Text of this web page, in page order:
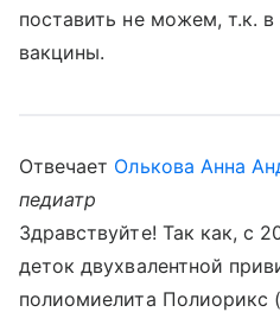
поставить не можем, т.к. в
вакцины.
Отвечает Олькова Анна
педиатр
Здравствуйте! Так как, с
деток двухвалентной
полиомиелита Полиорикс